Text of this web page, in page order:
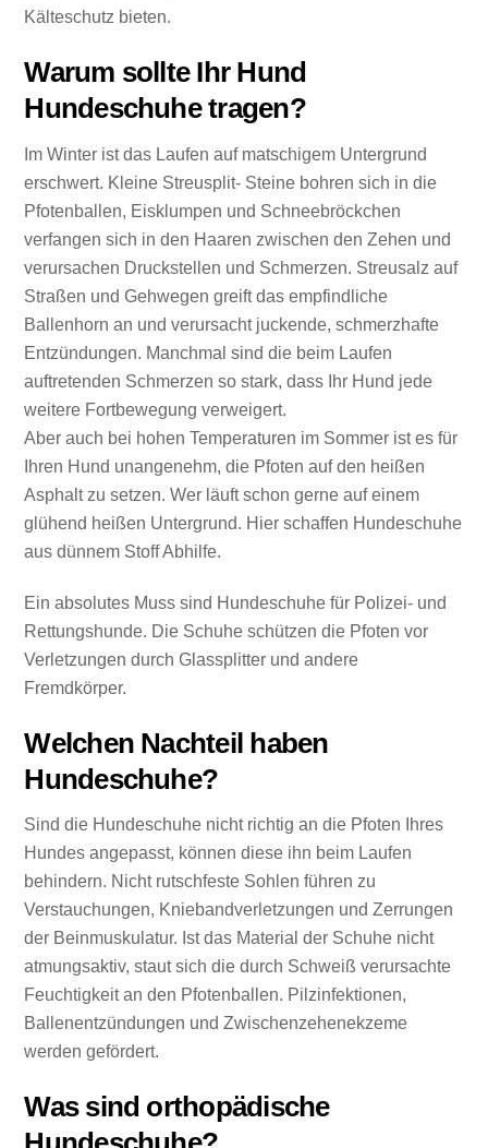
Kälteschutz bieten.
Warum sollte Ihr Hund
Hundeschuhe tragen?
Im Winter ist das Laufen auf matschigem Untergrund
erschwert. Kleine Streusplit- Steine bohren sich in die
Pfotenballen, Eisklumpen und Schneebröckchen
verfangen sich in den Haaren zwischen den Zehen und
verursachen Druckstellen und Schmerzen. Streusalz auf
Straßen und Gehwegen greift das empfindliche
Ballenhorn an und verursacht juckende, schmerzhafte
Entzündungen. Manchmal sind die beim Laufen
auftretenden Schmerzen so stark, dass Ihr Hund jede
weitere Fortbewegung verweigert.
Aber auch bei hohen Temperaturen im Sommer ist es für
Ihren Hund unangenehm, die Pfoten auf den heißen
Asphalt zu setzen. Wer läuft schon gerne auf einem
glühend heißen Untergrund. Hier schaffen Hundeschuhe
aus dünnem Stoff Abhilfe.
Ein absolutes Muss sind Hundeschuhe für Polizei- und
Rettungshunde. Die Schuhe schützen die Pfoten vor
Verletzungen durch Glassplitter und andere
Fremdkörper.
Welchen Nachteil haben
Hundeschuhe?
Sind die Hundeschuhe nicht richtig an die Pfoten Ihres
Hundes angepasst, können diese ihn beim Laufen
behindern. Nicht rutschfeste Sohlen führen zu
Verstauchungen, Kniebandverletzungen und Zerrungen
der Beinmuskulatur. Ist das Material der Schuhe nicht
atmungsaktiv, staut sich die durch Schweiß verursachte
Feuchtigkeit an den Pfotenballen. Pilzinfektionen,
Ballenentzündungen und Zwischenzehenekzeme
werden gefördert.
Was sind orthopädische